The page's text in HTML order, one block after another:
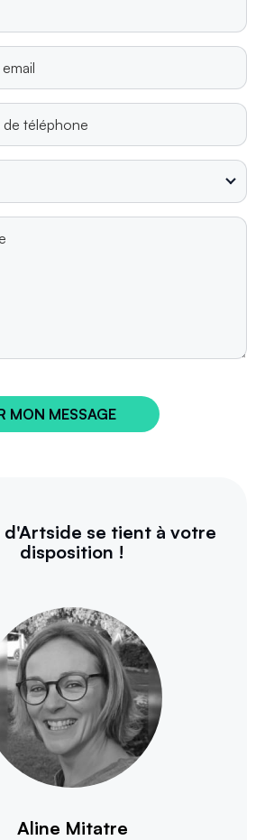
MON MESSAGE
d'Artside se tient à votre
disposition !
Aline Mitatre